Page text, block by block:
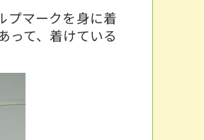
プマークを身に着
って、着けている